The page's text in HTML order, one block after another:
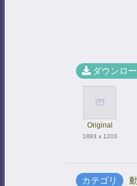
ダウンロ
Original
1893 x 1203
カテゴリ